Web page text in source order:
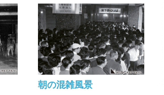
朝の混雑風景